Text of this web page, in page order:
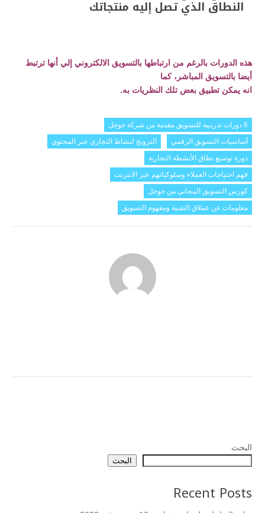
النطاق الذي تصل إليه منتجاتك
هذه الدورات بالرغم من ارتباطها بالتسويق الالكتروني إلي أنها ترتبط
أيضا بالتسويق المباشر، كما
انه يمكن تطبيق بعض تلك النظريات به.
6 دورات تدريبية للتسويق مقدمة من شركة جوجل
أساسيات التسويق الرقمي
الترويج لنشاط التجاري عبر المحتوي
دورة توسيع نطاق الأنشطة التجارية
فهم احتياجات العملاء وسلوكياتهم عير الانترنت
كورس التسويق المجاني من جوجل
معلومات عن عملاق التقنية ومفهوم التسويق
البحث
البحث
Recent Posts